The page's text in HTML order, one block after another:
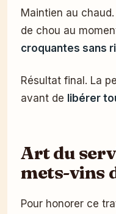
Maintien au
de chou au
croquantes sans
Résultat final. La
avant de libérer
Art du
mets-vins
Pour honorer ce